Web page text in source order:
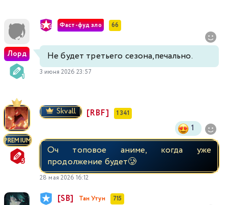
Лорд
Фаст-фуд зло 66
Не будет третьего сезона,печально.
3 июня 2026 23:57
PREMIUM
Skvall [RBF] 1 341
1
Оч топовое аниме, когда уже
продолжение будет🥲
28 мая 2026 16:12
[SB] Тан Утун 715